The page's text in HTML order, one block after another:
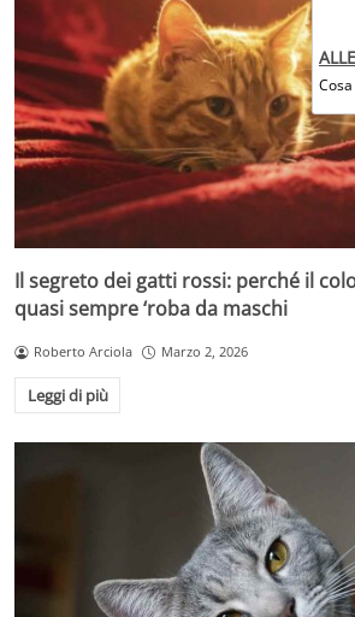
Il segreto dei gatti rossi: perché il
quasi sempre ‘roba da maschi
Roberto Arciola Marzo 2, 2026
Leggi di più